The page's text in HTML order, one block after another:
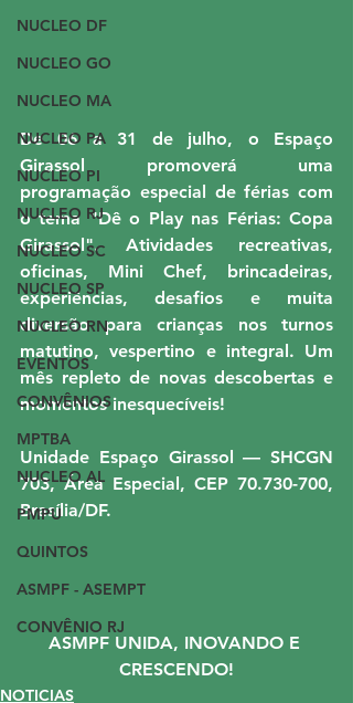
NUCLEO DF
NUCLEO GO
NUCLEO MA
NUCLEO PA
NUCLEO PI
NUCLEO RJ
NUCLEO SC
NUCLEO SP
NUCLEO RN
EVENTOS
CONVÊNIOS
MPTBA
NUCLEO AL
PMPU
QUINTOS
ASMPF - ASEMPT
CONVÊNIO RJ
De 06 a 31 de julho, o Espaço
Girassol promoverá uma
programação especial de férias com
o tema "Dê o Play nas Férias: Copa
Girassol". Atividades recreativas,
oficinas, Mini Chef, brincadeiras,
experiências, desafios e muita
diversão para crianças nos turnos
matutino, vespertino e integral. Um
mês repleto de novas descobertas e
momentos inesquecíveis!
Unidade Espaço Girassol — SHCGN
703, Área Especial, CEP 70.730-700,
Brasília/DF.
ASMPF UNIDA, INOVANDO E
CRESCENDO!
NOTICIAS